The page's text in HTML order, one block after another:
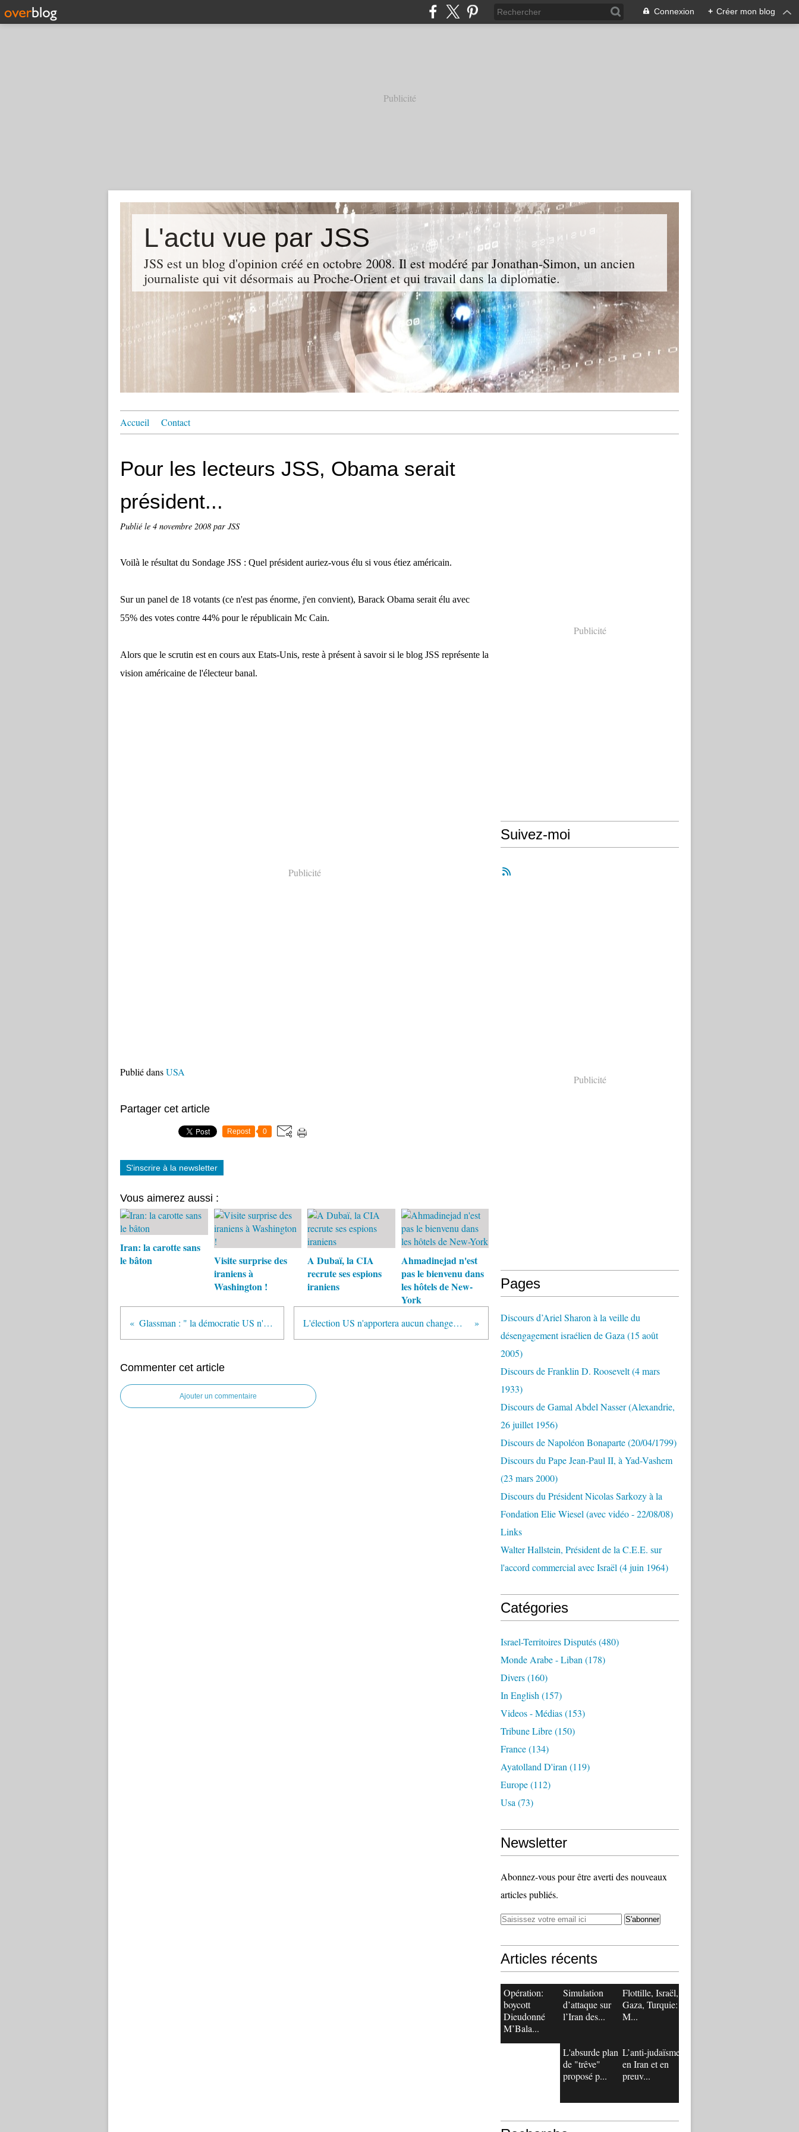
Connexion + Créer mon blog
Publicité
L'actu vue par JSS
JSS est un blog d'opinion créé en octobre 2008. Il est modéré par Jonathan-Simon, un ancien
journaliste qui vit désormais au Proche-Orient et qui travail dans la diplomatie.
Accueil Contact
Pour les lecteurs JSS, Obama serait
président...
Publié le 4 novembre 2008 par JSS
Voilà le résultat du Sondage JSS : Quel président auriez-vous élu si vous étiez américain.
Sur un panel de 18 votants (ce n'est pas énorme, j'en convient), Barack Obama serait élu avec
55% des votes contre 44% pour le républicain Mc Cain.
Alors que le scrutin est en cours aux Etats-Unis, reste à présent à savoir si le blog JSS représente la
vision américaine de l'électeur banal.
Publicité
Publié dansUSA
Partager cet article
Repost 0
S'inscrire à la newsletter
Vous aimerez aussi :
Iran: la carotte sans
le bâton
Visite surprise des
iraniens à
Washington !
A Dubaï, la CIA
recrute ses espions
iraniens
Ahmadinejad n'est
pas le bienvenu dans
les hôtels de New-
York
Glassman : " la démocratie US n'est pas parfaite" L'élection US n'apportera aucun changement majeur au P-O
Commenter cet article
Ajouter un commentaire
Publicité
Suivez-moi
Publicité
Pages
Discours d’Ariel Sharon à la veille du
désengagement israélien de Gaza (15 août
2005)
Discours de Franklin D. Roosevelt (4 mars
1933)
Discours de Gamal Abdel Nasser (Alexandrie,
26 juillet 1956)
Discours de Napoléon Bonaparte (20/04/1799)
Discours du Pape Jean-Paul II, à Yad-Vashem
(23 mars 2000)
Discours du Président Nicolas Sarkozy à la
Fondation Elie Wiesel (avec vidéo - 22/08/08)
Links
Walter Hallstein, Président de la C.E.E. sur
l'accord commercial avec Israël (4 juin 1964)
Catégories
Israel-Territoires Disputés(480)
Monde Arabe - Liban (178)
Divers(160)
In English (157)
Videos - Médias(153)
Tribune Libre(150)
France(134)
Ayatolland D'iran (119)
Europe(112)
Usa (73)
Newsletter
Abonnez-vous pour être averti des nouveaux
articles publiés.
Articles récents
Opération:
boycott
Dieudonné
M’Bala...
Simulation
d’attaque sur
l’Iran des...
Flottille, Israël,
Gaza, Turquie:
M...
L'absurde plan
de "trêve"
proposé p...
L’anti-judaïsme
en Iran et en
preuv...